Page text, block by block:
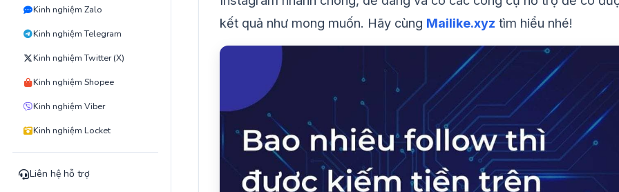
Kinh nghiệm Zalo
Kinh nghiệm Telegram
Kinh nghiệm Twitter (X)
Kinh nghiệm Shopee
Kinh nghiệm Viber
Kinh nghiệm Locket
Liên hệ hỗ trợ
kết quả như mong muốn. Hãy cùng Mailike.xyz tìm hiểu nhé!